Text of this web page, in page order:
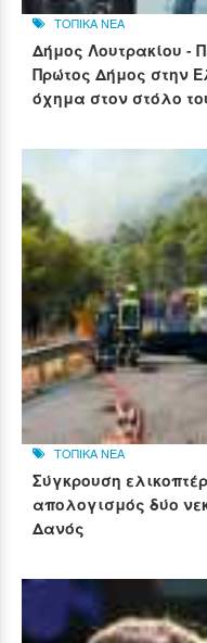
ΤΟΠΙΚΑ ΝΕΑ
Δήμος Λουτρακίου -
Πρώτος Δήμος στην
όχημα στον στόλο
ΤΟΠΙΚΑ ΝΕΑ
Σύγκρουση
απολογισμός δύο
Δανός